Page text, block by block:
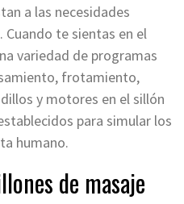
a las necesidades
Cuando te sientas en el
variedad de programas
frotamiento,
y motores en el sillón
para simular los
humano.
de masaje